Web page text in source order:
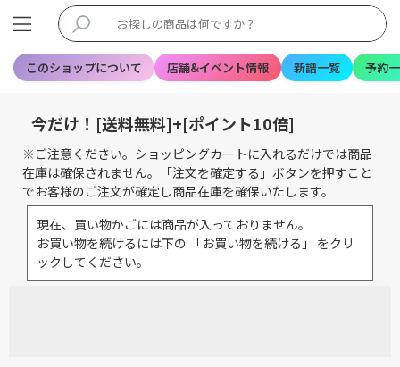
このショップについて 店舗&イベント情報 新譜一覧 予約
今だけ！[送料無料]+[ポイント10倍]
※ご注意ください。ショッピングカートに入れるだけでは商品
在庫は確保されません。「注文を確定する」ボタンを押すこと
でお客様のご注文が確定し商品在庫を確保いたします。
現在、買い物かごには商品が入っておりません。
お買い物を続けるには下の 「お買い物を続ける」 をクリ
ックしてください。